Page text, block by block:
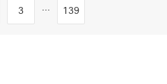
3 ... 139